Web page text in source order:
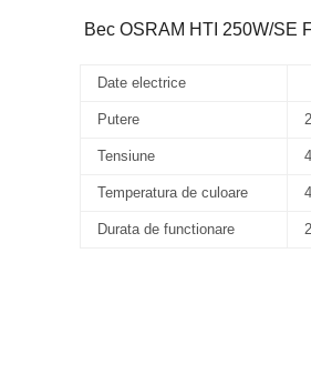
Bec OSRAM HTI 250W/SE
Date electrice
Putere
Tensiune
Temperatura de culoare
Durata de functionare